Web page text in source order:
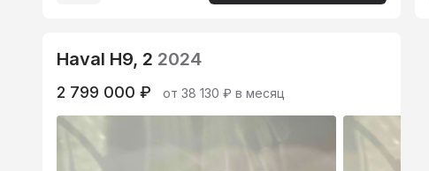
Haval H9, 2 2024
2 799 000 ₽ от 38 130 ₽ в месяц